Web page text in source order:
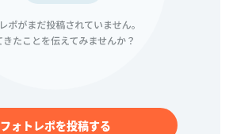
フォトレポを投稿する